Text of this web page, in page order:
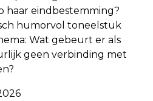
haar eindbestemming?
humorvol toneelstuk
Wat gebeurt er als
geen verbinding met